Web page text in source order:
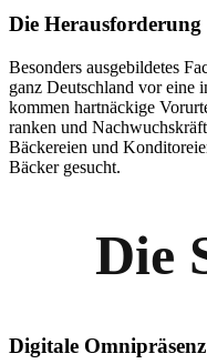
Die Herausforderung
Besonders ausgebildetes
ganz Deutschland vor eine
kommen hartnäckige
ranken und
Bäckereien und
Bäcker gesucht.
Die
Digitale Omnipräsenz